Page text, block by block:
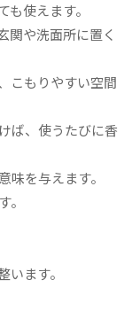
使えます。
関や洗面所に置く
こもりやすい空間
ば、使うたびに香
を与えます。
ます。